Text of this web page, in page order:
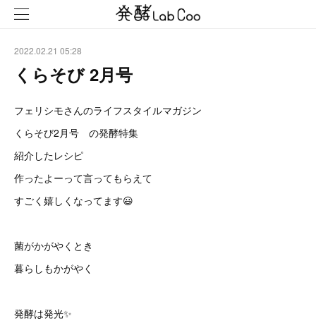
2022.02.21 05:28
くらそび 2月号
フェリシモさんのライフスタイルマガジン
くらそび2月号 の発酵特集
紹介したレシピ
作ったよーって言ってもらえて
すごく嬉しくなってます😃
菌がかがやくとき
暮らしもかがやく
発酵は発光✨